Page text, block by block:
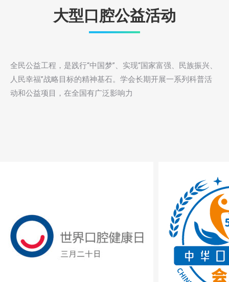
大型口腔公益活动
全民公益工程，是践行“中国梦”、实现“国家富强、民族振兴、
人民幸福”战略目标的精神基石。学会长期开展一系列科普活
动和公益项目，在全国有广泛影响力